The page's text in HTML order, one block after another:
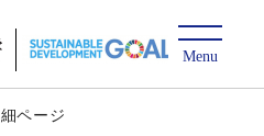
ページ